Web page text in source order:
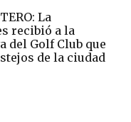
La
recibió a la
del Golf Club que
de la ciudad